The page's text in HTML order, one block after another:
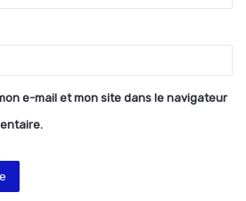
e-mail et mon site dans le navigateur